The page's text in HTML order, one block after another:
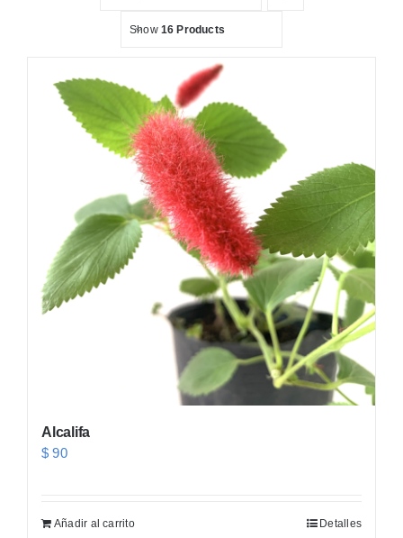
NATIVAS
PLANTAS DE INTERIOR
INSUMOS
MACETAS
Show 16 Products
Alcalifa
$ 90
Añadir al carrito Detalles